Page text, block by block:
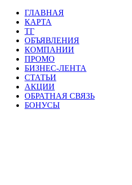
ГЛАВНАЯ
КАРТА
ТГ
ОБЪЯВЛЕНИЯ
КОМПАНИИ
ПРОМО
БИЗНЕС-ЛЕНТА
СТАТЬИ
АКЦИИ
ОБРАТНАЯ СВЯЗЬ
БОНУСЫ